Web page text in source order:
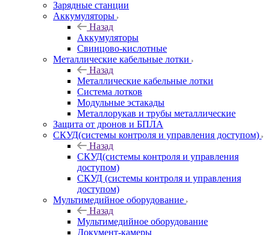
Зарядные станции
Аккумуляторы
Назад
Аккумуляторы
Свинцово-кислотные
Металлические кабельные лотки
Назад
Металлические кабельные лотки
Система лотков
Модульные эстакады
Металлорукав и трубы металлические
Защита от дронов и БПЛА
СКУД(системы контроля и управления доступом)
Назад
СКУД(системы контроля и управления
доступом)
СКУД (системы контроля и управления
доступом)
Мультимедийное оборудование
Назад
Мультимедийное оборудование
Документ-камеры